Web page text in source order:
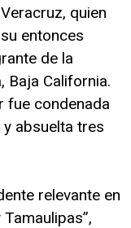
quien
entonces
de la
Baja California.
fue condenada
absuelta tres
relevante en